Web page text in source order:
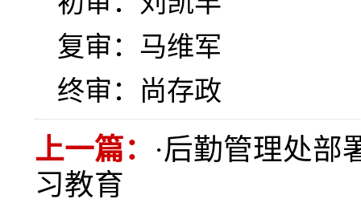
复审：马维军
终审：尚存政
上一篇： ·后勤管理处部
习教育